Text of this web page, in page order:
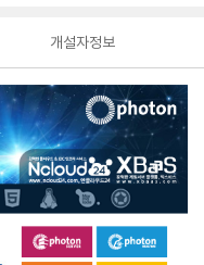
개설자정보